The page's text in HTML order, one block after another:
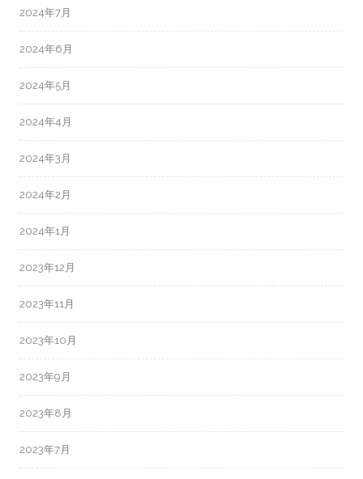
2024年7月
2024年6月
2024年5月
2024年4月
2024年3月
2024年2月
2024年1月
2023年12月
2023年11月
2023年10月
2023年9月
2023年8月
2023年7月